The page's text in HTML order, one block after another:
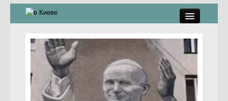
стрит-арт
коты Киева